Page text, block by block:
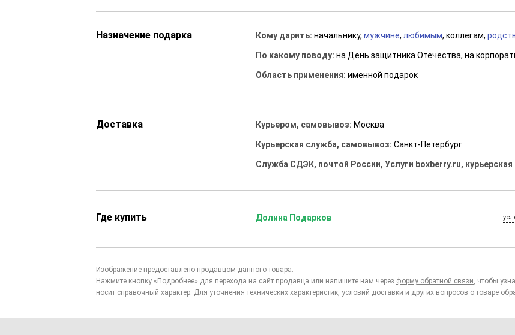
Назначение подарка Кому дарить:начальнику,мужчине,любимым, коллегам,
По какому поводу:на День защитника Отечества, на
Область применения:именной подарок
Доставка Курьером, самовывоз: Москва
Курьерская служба, самовывоз:Санкт-Петербург
Служба СДЭК, почтой России, Услуги boxberry.ru, курьерская
Где купить Долина Подарков
Изображение предоставлено продавцом данного товара.
Нажмите кнопку «Подробнее» для перехода на сайт продавца или напишите нам через форму обратной связи, чтобы
носит справочный характер. Для уточнения технических характеристик, условий доставки и других вопросов о товаре